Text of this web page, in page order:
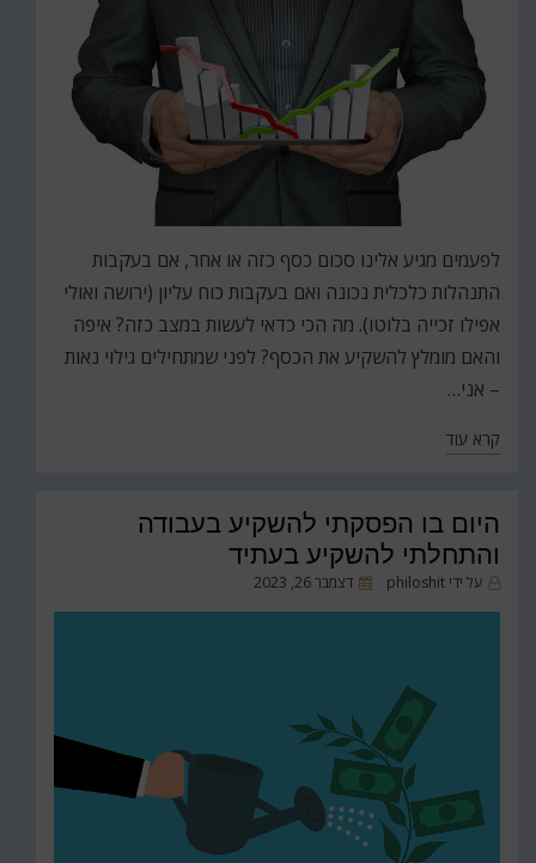
לפעמים מגיע אלינו סכום כסף כזה או אחר, אם בעקבות
התנהלות כלכלית נכונה ואם בעקבות כוח עליון (ירושה ואולי
אפילו זכייה בלוטו). מה הכי כדאי לעשות במצב כזה? איפה
והאם מומלץ להשקיע את הכסף? לפני שמתחילים גילוי נאות
– אני…
קרא עוד
היום בו הפסקתי להשקיע בעבודה
והתחלתי להשקיע בעתיד
על ידי philoshit
פורסםדצמבר 26, 2023